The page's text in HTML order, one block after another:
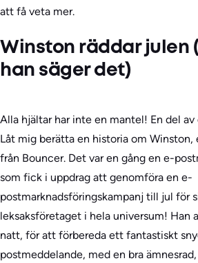
att få veta mer.
Winston räddar julen
han säger det)
Alla hjältar har inte en mantel! En del
Låt mig berätta en historia om Winston,
från Bouncer. Det var en gång en e-
som fick i uppdrag att genomföra en e-
postmarknadsföringskampanj till jul för
leksaksföretaget i hela universum! Han
natt, för att förbereda ett fantastiskt
postmeddelande, med en bra